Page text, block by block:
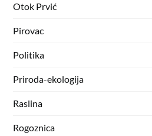
Otok Prvić
Pirovac
Politika
Priroda-ekologija
Raslina
Rogoznica